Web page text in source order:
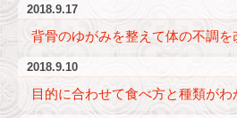
2018.9.17
背骨のゆがみを整えて体の不調を
2018.9.10
目的に合わせて食べ方と種類が